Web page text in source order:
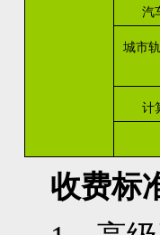
汽
城市
计
收费标